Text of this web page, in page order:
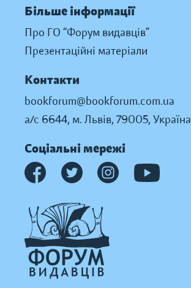
Більше інформації
Про ГО “Форум видавців”
Презентаційні матеріали
Контакти
bookforum@bookforum.com.ua
а/с 6644, м. Львів, 79005, Україна
Соціальні мережі